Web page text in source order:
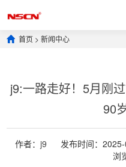
首页 >新闻中心
j9:一路走好！5月刚
90
作者： j9 发布时间：
浏